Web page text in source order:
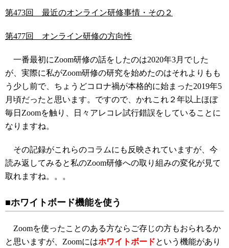
第473回 最近のオンライン研修事情・その２
第477回 オンライン研修の方向性
一番最初にZoom研修の話をしたのは2020年3月でした
が、実際に私がZoom研修の研究を始めたのはそれよりもも
う少し前で、ちょうどコロナ禍が本格的に始まった2019年5
月頃だったと思います。ですので、かれこれ２年以上ほぼ
毎日Zoomを触り、日々アレコレ試行錯誤をしていることに
なりますね。
その記録がこれらのコラムにも反映されていますが、今
読み返してみると私のZoom研修への取り組みの変化が見て
取れますね。。。
■ホワイトボード機能を使う
Zoomを使ったことのある方ならご存じの方もおられるか
と思いますが、Zoomにはホワイトボードという機能があり